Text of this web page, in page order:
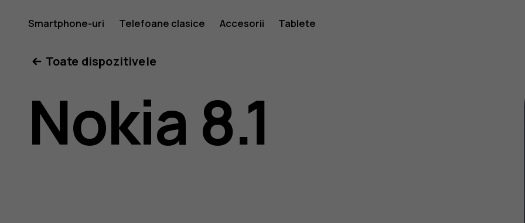
Ghid
de
utilizare
Smartphone-uri Telefoane clasice Accesorii Tablete
Toate dispozitivele
Nokia 8.1